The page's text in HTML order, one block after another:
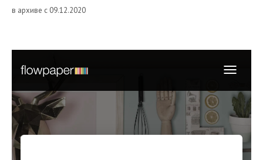
в архиве с 09.12.2020